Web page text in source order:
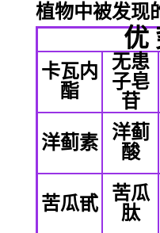
植物中被发现
优
卡瓦内
酯
无患
子皂
苷
洋蓟素
洋蓟
酸
苦瓜甙
苦瓜
肽